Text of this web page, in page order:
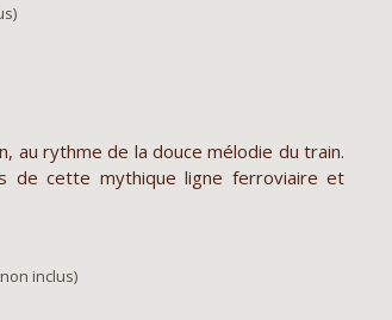
au rythme de la douce mélodie du train.
de cette mythique ligne ferroviaire et
inclus)